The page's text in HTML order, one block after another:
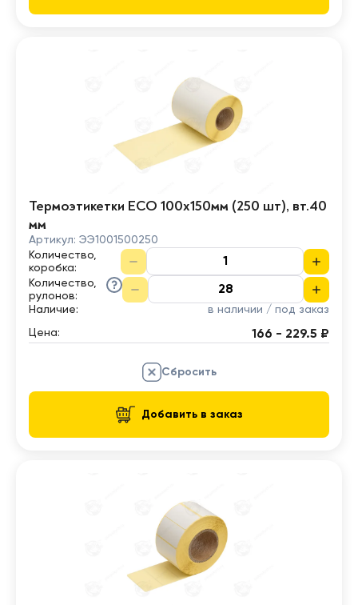
Термоэтикетки ECO 100х150мм (250 шт), вт.40
мм
Артикул: ЭЭ1001500250
Количество,
коробка:
Количество,
рулонов:
Наличие:
в наличии / под заказ
Цена: 166 - 229.5 ₽
Сбросить
Добавить в заказ